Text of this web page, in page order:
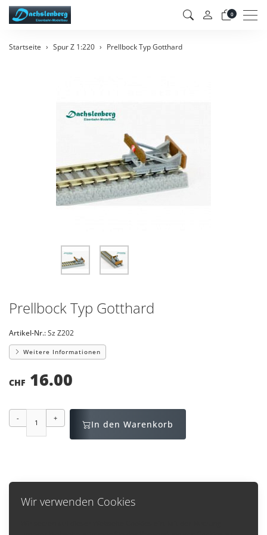
Wir verwenden Cookies
0
Startseite Spur Z 1:220 Prellbock Typ Gotthard
Prellbock Typ Gotthard
Artikel-Nr.:Sz Z202
Weitere Informationen
CHF 16.00
- +
In den Warenkorb
Zurück